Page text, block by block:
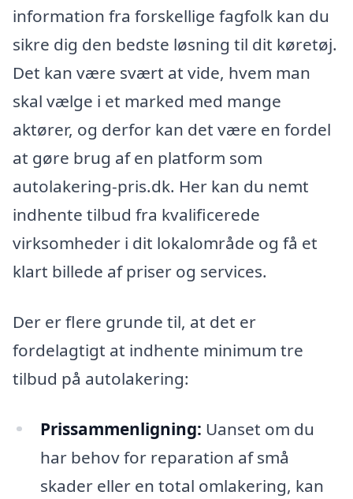
information fra forskellige fagfolk kan du
sikre dig den bedste løsning til dit køretøj.
Det kan være svært at vide, hvem man
skal vælge i et marked med mange
aktører, og derfor kan det være en fordel
at gøre brug af en platform som
autolakering-pris.dk. Her kan du nemt
indhente tilbud fra kvalificerede
virksomheder i dit lokalområde og få et
klart billede af priser og services.
Der er flere grunde til, at det er
fordelagtigt at indhente minimum tre
tilbud på autolakering:
Prissammenligning: Uanset om du
har behov for reparation af små
skader eller en total omlakering, kan